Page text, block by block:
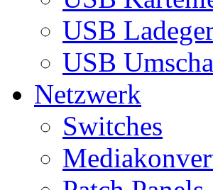
USB
USB
Netzwerk
Switches